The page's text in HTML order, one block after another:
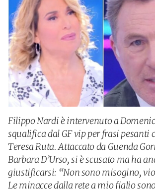
Filippo Nardi è intervenuto a
squalifica dal GF vip per frasi pesanti
Teresa Ruta. Attaccato da Guenda
Barbara D’Urso, si è scusato ma ha
giustificarsi: “Non sono misogino,
Le minacce dalla rete a mio figlio